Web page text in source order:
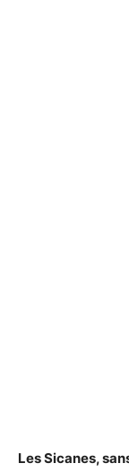
Les Sicanes,